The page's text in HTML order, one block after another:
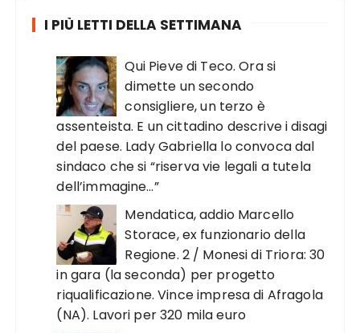
I PIÙ LETTI DELLA SETTIMANA
Qui Pieve di Teco. Ora si
dimette un secondo
consigliere, un terzo è
assenteista. E un cittadino descrive i disagi
del paese. Lady Gabriella lo convoca dal
sindaco che si “riserva vie legali a tutela
dell’immagine…”
Mendatica, addio Marcello
Storace, ex funzionario della
Regione. 2 / Monesi di Triora: 30
in gara (la seconda) per progetto
riqualificazione. Vince impresa di Afragola
(NA). Lavori per 320 mila euro